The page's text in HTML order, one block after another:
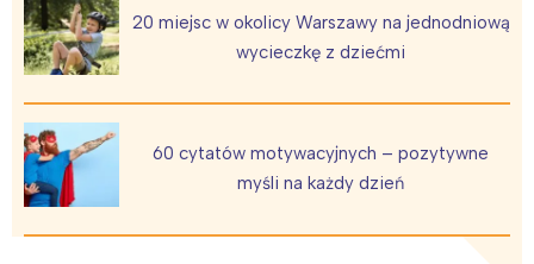
20 miejsc w okolicy Warszawy na jednodniową
wycieczkę z dziećmi
60 cytatów motywacyjnych – pozytywne
myśli na każdy dzień